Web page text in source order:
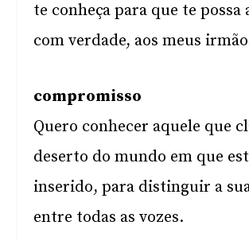
te conheça para que te possa
com verdade, aos meus
compromisso
Quero conhecer aquele que
deserto do mundo em que
inserido, para distinguir a
entre todas as vozes.